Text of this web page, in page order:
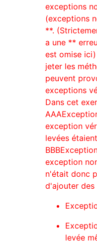
exceptions
(exceptions
**.
a une **
est omise
jeter les
peuvent
exceptions
Dans cet
exception
levées
exception
n'était donc
d'ajouter des
levée